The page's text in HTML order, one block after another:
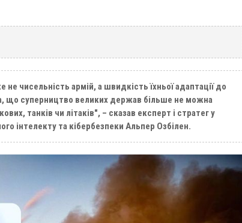
не чисельність армій, а швидкість їхньої адаптації до
що суперництво великих держав більше не можна
танків чи літаків", – сказав експерт і стратег у
інтелекту та кібербезпеки Альпер Озбілен.